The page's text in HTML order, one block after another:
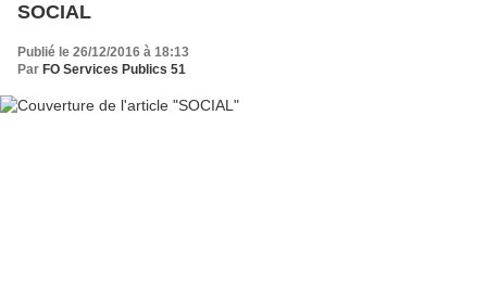
SOCIAL
Publié le 26/12/2016 à 18:13
Par FO Services Publics 51